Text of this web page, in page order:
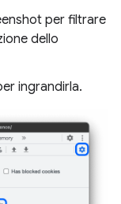
per filtrare
dello
ingrandirla.